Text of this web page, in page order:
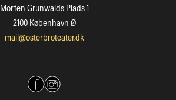
Morten Grunwalds Plads 1
2100 København Ø
mail@osterbroteater.dk